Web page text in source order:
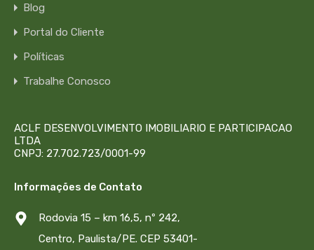
Blog
Portal do Cliente
Políticas
Trabalhe Conosco
ACLF DESENVOLVIMENTO IMOBILIARIO E PARTICIPACAO
LTDA
CNPJ: 27.702.723/0001-99
Informações de Contato
Rodovia 15 – km 16,5, nº 242,
Centro, Paulista/PE. CEP 53401-